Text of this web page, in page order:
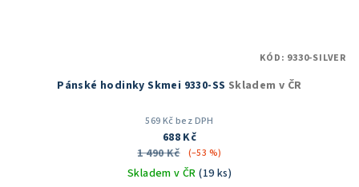
Pánské hodinky Skmei 9330-SS Skladem v ČR
569 Kč bez DPH
688 Kč
1 490 Kč
(–53 %)
Skladem v ČR(19 ks)
KÓD: 9330-SILVER